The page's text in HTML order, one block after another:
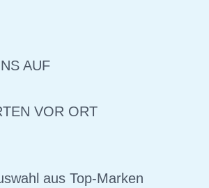
AUF
VOR ORT
aus Top-Marken